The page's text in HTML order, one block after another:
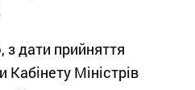
дати прийняття
Кабінету Міністрів